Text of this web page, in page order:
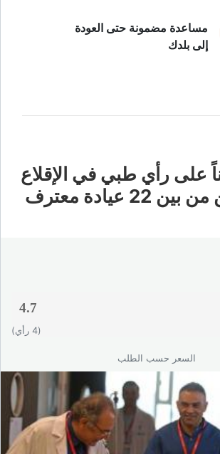
مساعدة مضمونة حتى العودة
إلى بلدك
على رأي طبي في الإقلاع
عن التدخين من بين 22 عيادة معترف
4.7
(4 رأي)
السعر حسب الطلب